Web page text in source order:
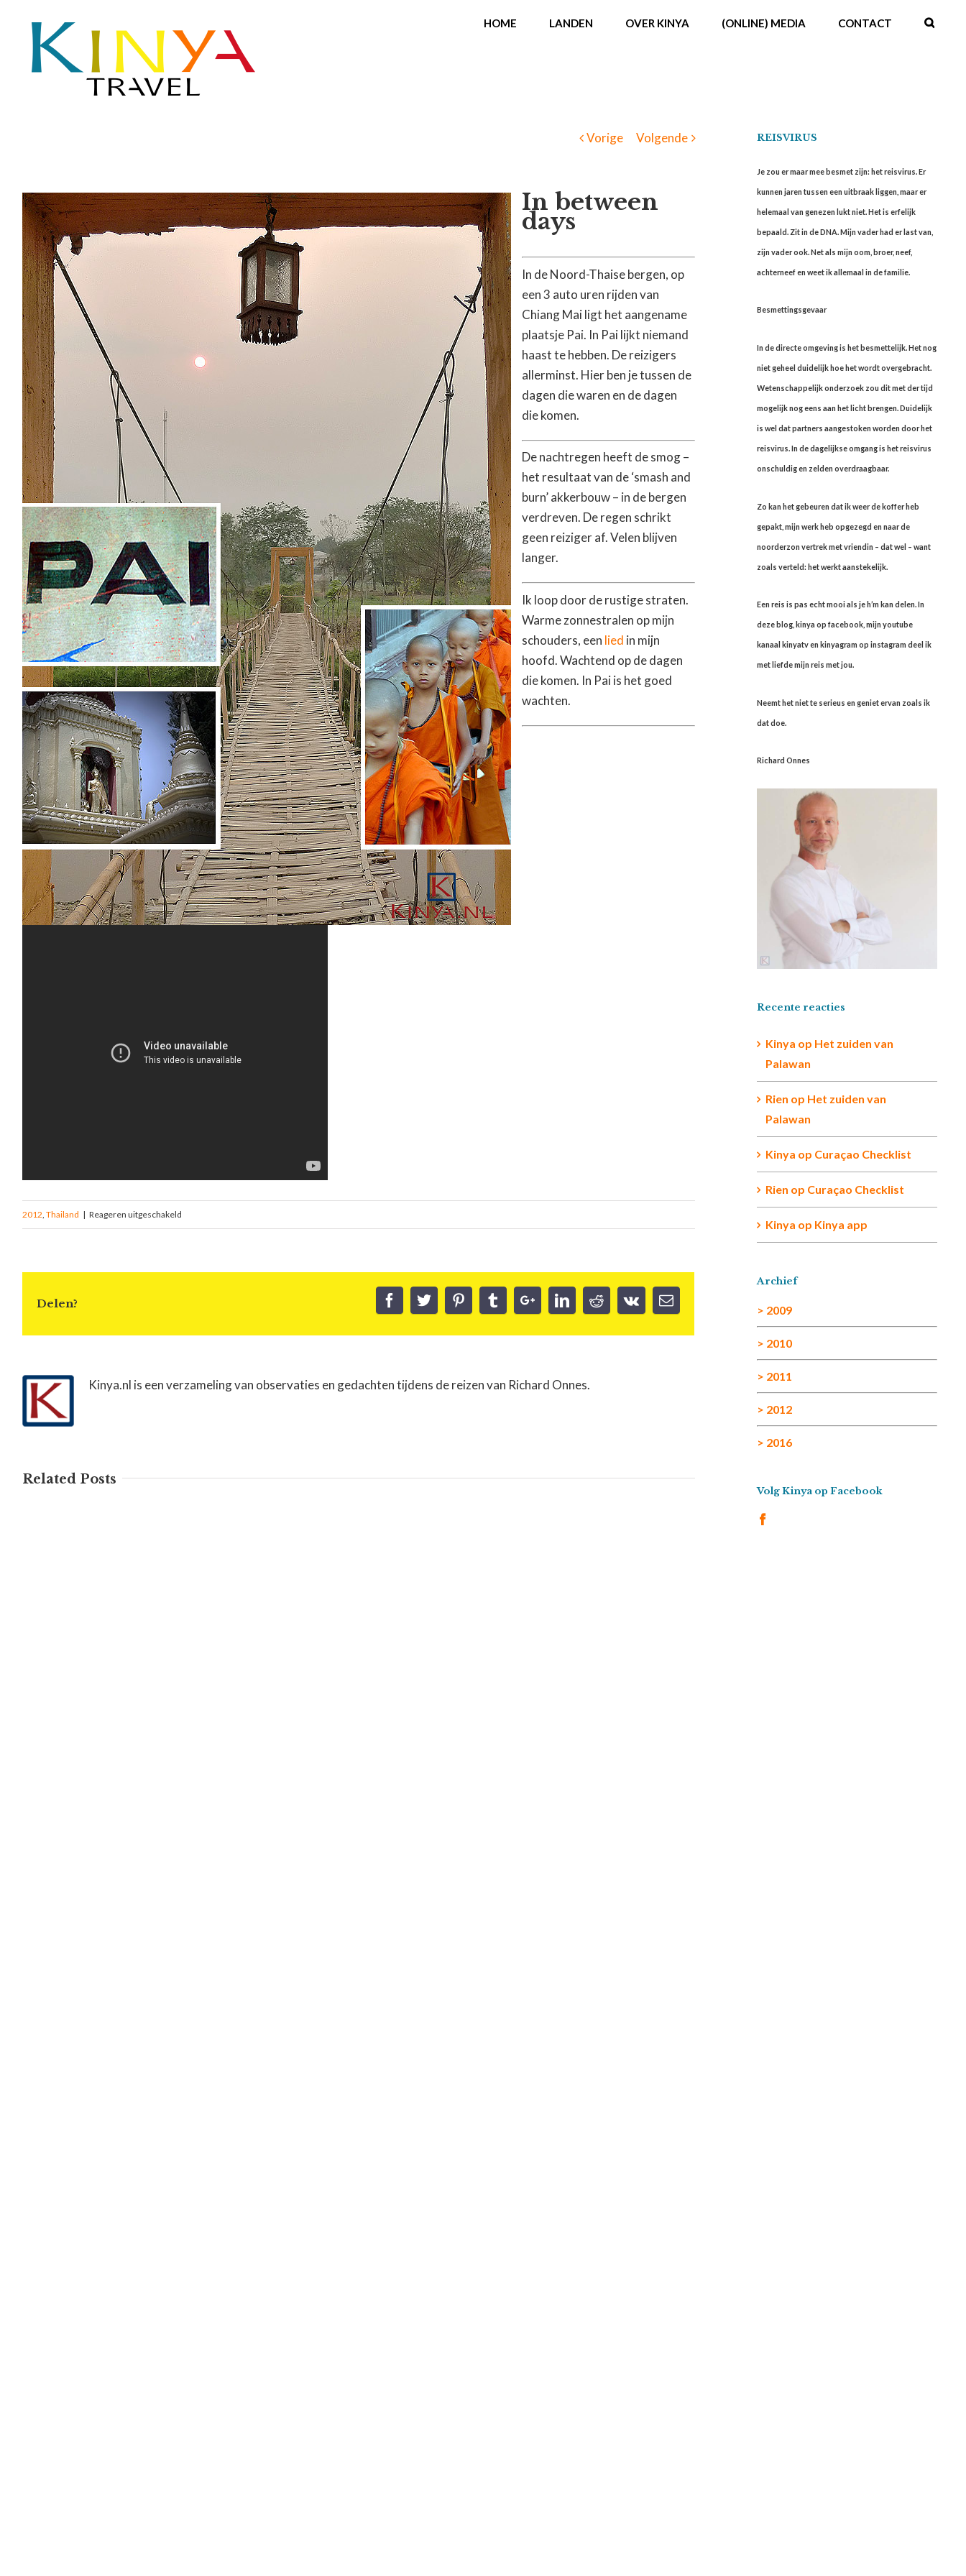
HOME LANDEN OVER KINYA (ONLINE) MEDIA CONTACT
Vorige Volgende
In between
days
In de Noord-Thaise bergen, op
een 3 auto uren rijden van
Chiang Mai ligt het aangename
plaatsje Pai. In Pai lijkt niemand
haast te hebben. De reizigers
allerminst. Hier ben je tussen de
dagen die waren en de dagen
die komen.
De nachtregen heeft de smog –
het resultaat van de ‘smash and
burn’ akkerbouw – in de bergen
verdreven. De regen schrikt
geen reiziger af. Velen blijven
langer.
Ik loop door de rustige straten.
Warme zonnestralen op mijn
schouders, een lied in mijn
hoofd. Wachtend op de dagen
die komen. In Pai is het goed
wachten.
2012, Thailand | Reageren uitgeschakeld
Delen?
Kinya.nl is een verzameling van observaties en gedachten tijdens de reizen van Richard Onnes.
Related Posts
REISVIRUS
Je zou er maar mee besmet zijn: het reisvirus. Er
kunnen jaren tussen een uitbraak liggen, maar er
helemaal van genezen lukt niet. Het is erfelijk
bepaald. Zit in de DNA. Mijn vader had er last van,
zijn vader ook. Net als mijn oom, broer, neef,
achterneef en weet ik allemaal in de familie.
Besmettingsgevaar
In de directe omgeving is het besmettelijk. Het nog
niet geheel duidelijk hoe het wordt overgebracht.
Wetenschappelijk onderzoek zou dit met der tijd
mogelijk nog eens aan het licht brengen. Duidelijk
is wel dat partners aangestoken worden door het
reisvirus. In de dagelijkse omgang is het reisvirus
onschuldig en zelden overdraagbaar.
Zo kan het gebeuren dat ik weer de koffer heb
gepakt, mijn werk heb opgezegd en naar de
noorderzon vertrek met vriendin – dat wel – want
zoals verteld: het werkt aanstekelijk.
Een reis is pas echt mooi als je h’m kan delen. In
deze blog, kinya op facebook, mijn youtube
kanaal kinyatv en kinyagram op instagram deel ik
met liefde mijn reis met jou.
Neemt het niet te serieus en geniet ervan zoals ik
dat doe.
Richard Onnes
Recente reacties
Kinya op Het zuiden van
Palawan
Rien op Het zuiden van
Palawan
Kinya op Curaçao Checklist
Rien op Curaçao Checklist
Kinya op Kinya app
Archief
> 2009
> 2010
> 2011
> 2012
> 2016
Volg Kinya op Facebook